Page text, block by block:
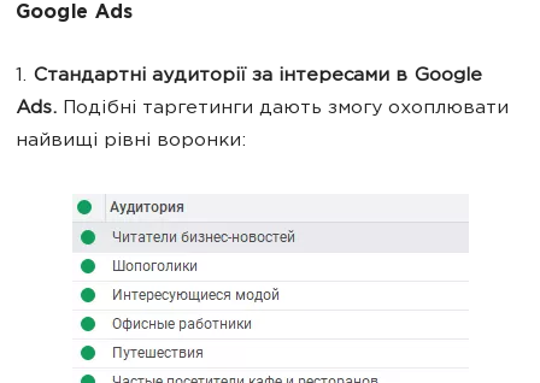
Google Ads
1. Стандартні аудиторії за інтересами в Google
Ads. Подібні таргетинги дають змогу охоплювати
найвищі рівні воронки: